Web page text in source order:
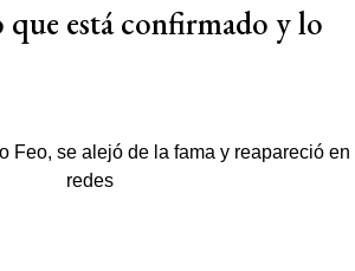
está confirmado y lo